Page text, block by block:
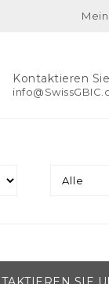
Kontaktieren